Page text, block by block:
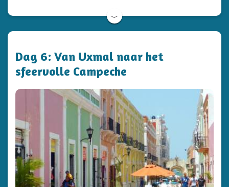
﹀
Dag 6: Van Uxmal naar het
sfeervolle Campeche